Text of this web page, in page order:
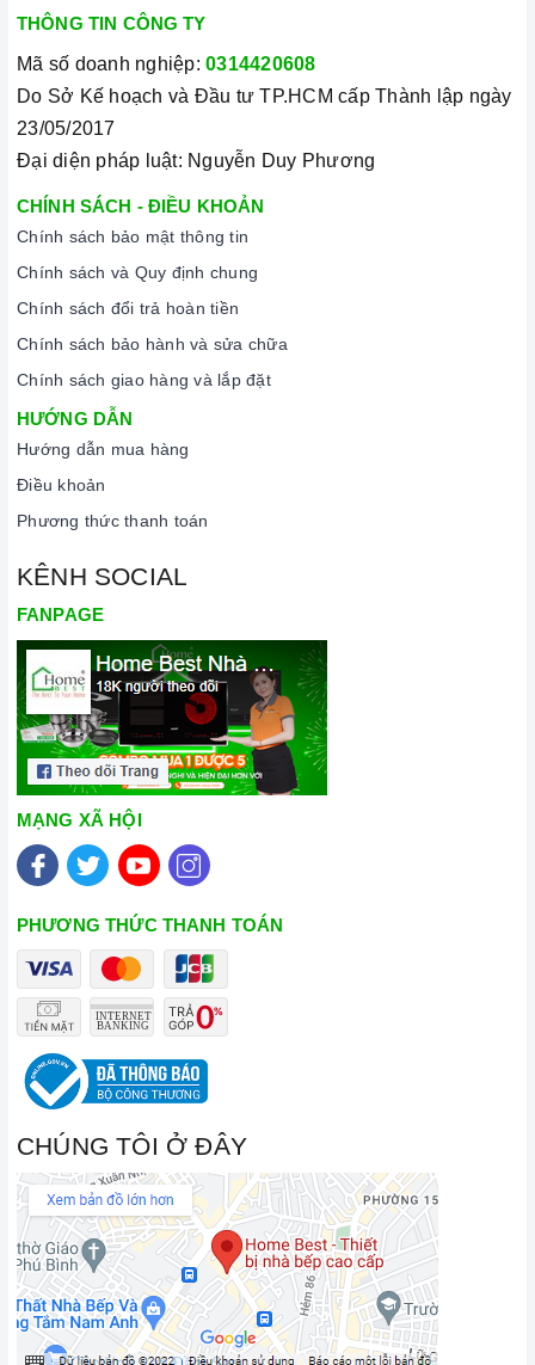
THÔNG TIN CÔNG TY
Mã số doanh nghiệp: 0314420608
Do Sở Kế hoạch và Đầu tư TP.HCM cấp Thành lập ngày
23/05/2017
Đại diện pháp luật: Nguyễn Duy Phương
CHÍNH SÁCH - ĐIỀU KHOẢN
Chính sách bảo mật thông tin
Chính sách và Quy định chung
Chính sách đổi trả hoàn tiền
Chính sách bảo hành và sửa chữa
Chính sách giao hàng và lắp đặt
HƯỚNG DẪN
Hướng dẫn mua hàng
Điều khoản
Phương thức thanh toán
KÊNH SOCIAL
FANPAGE
MẠNG XÃ HỘI
PHƯƠNG THỨC THANH TOÁN
CHÚNG TÔI Ở ĐÂY